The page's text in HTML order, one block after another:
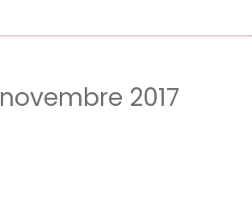
novembre 2017